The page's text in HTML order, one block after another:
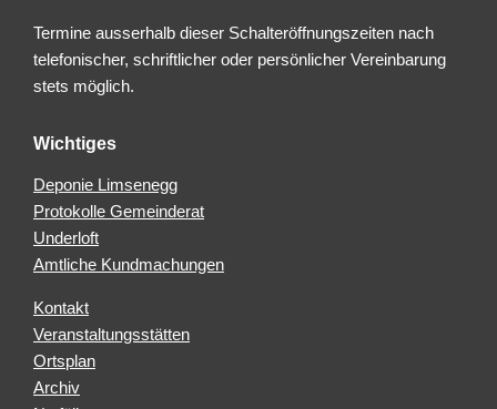
Termine ausserhalb dieser Schalteröffnungszeiten nach
telefonischer, schriftlicher oder persönlicher Vereinbarung
stets möglich.
Wichtiges
Deponie Limsenegg
Protokolle Gemeinderat
Underloft
Amtliche Kundmachungen
Kontakt
Veranstaltungsstätten
Ortsplan
Archiv